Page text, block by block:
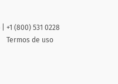
(800) 531 0228
Termos de uso